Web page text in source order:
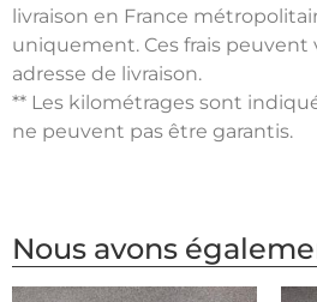
livraison en France
uniquement. Ces frais peuvent
adresse de livraison.
** Les kilométrages sont
ne peuvent pas être garantis.
Nous avons